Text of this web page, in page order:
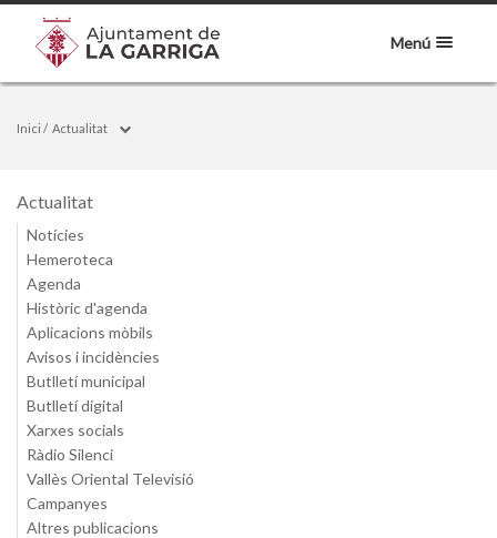
Menú
Inici / Actualitat
Actualitat
Notícies
Hemeroteca
Agenda
Històric d'agenda
Aplicacions mòbils
Avisos i incidències
Butlletí municipal
Butlletí digital
Xarxes socials
Ràdio Silenci
Vallès Oriental Televisió
Campanyes
Altres publicacions